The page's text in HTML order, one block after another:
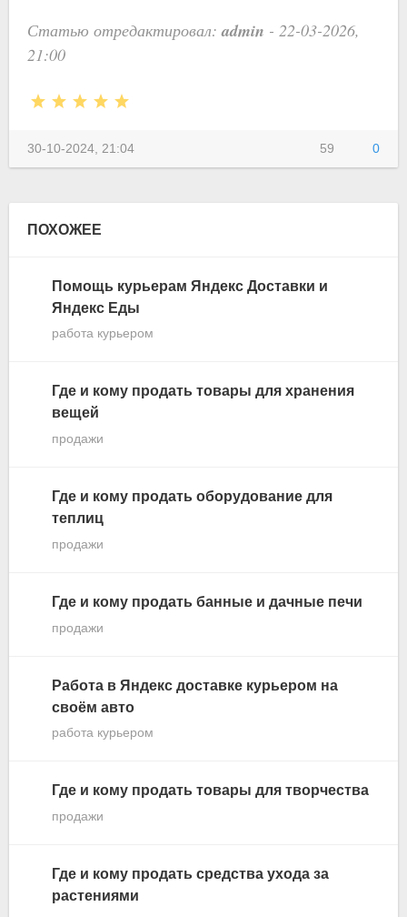
Статью отредактировал:admin - 22-03-2026,
21:00
59 0
30-10-2024, 21:04
ПОХОЖЕЕ
Помощь курьерам Яндекс Доставки и
Яндекс Еды
работа курьером
Где и кому продать товары для хранения
вещей
продажи
Где и кому продать оборудование для
теплиц
продажи
Где и кому продать банные и дачные печи
продажи
Работа в Яндекс доставке курьером на
своём авто
работа курьером
Где и кому продать товары для творчества
продажи
Где и кому продать средства ухода за
растениями